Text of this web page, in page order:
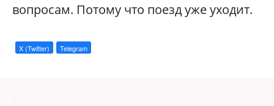
вопросам. Потому что поезд уже уходит.
X (Twitter) Telegram